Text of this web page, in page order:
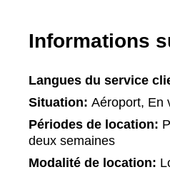
Informations
Langues du service
Situation: Aéroport, En
Périodes de location:
deux semaines
Modalité de location: